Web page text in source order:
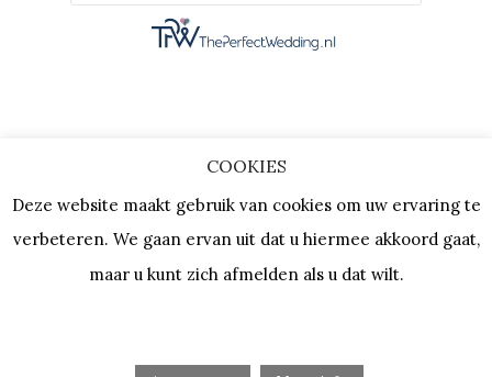
| KVK: 64667154 |Vacatures
COOKIES
Deze website maakt gebruik van cookies om uw ervaring te
verbeteren. We gaan ervan uit dat u hiermee akkoord gaat,
maar u kunt zich afmelden als u dat wilt.